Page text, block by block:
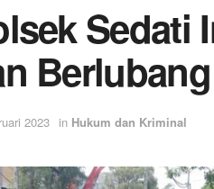
Sedati
Berlubang
2023 in Hukum dan Kriminal